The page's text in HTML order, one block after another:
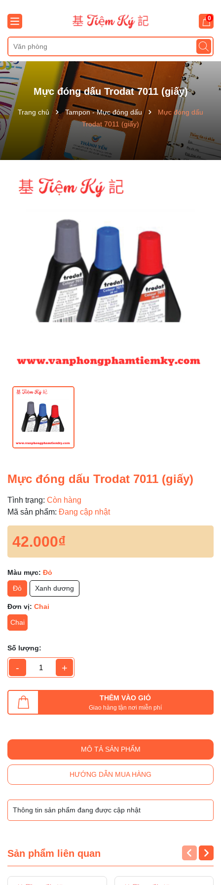
0
Mực đóng dấu Trodat 7011 (giấy)
Trang chủ Tampon - Mực đóng dấu
Mực đóng dấu
Trodat 7011 (giấy)
Mực đóng dấu Trodat 7011 (giấy)
Tình trạng: Còn hàng
Mã sản phẩm: Đang cập nhật
42.000₫
Màu mực: Đỏ
Đỏ
Xanh dương
Đơn vị: Chai
Chai
Số lượng:
- +
THÊM VÀO GIỎ
Giao hàng tận nơi miễn phí
MÔ TẢ SẢN PHẨM
HƯỚNG DẪN MUA HÀNG
Thông tin sản phẩm đang được cập nhật
Sản phẩm liên quan